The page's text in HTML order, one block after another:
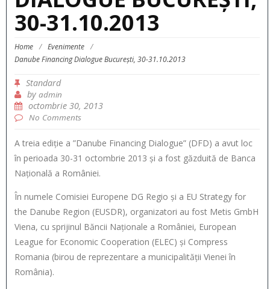
30-31.10.2013
Home / Evenimente /
Danube Financing Dialogue București, 30-31.10.2013
Standard
by admin
octombrie 30, 2013
No Comments
A treia ediție a ”Danube Financing Dialogue” (DFD) a avut loc
în perioada 30-31 octombrie 2013 și a fost găzduită de Banca
Națională a României.
În numele Comisiei Europene DG Regio și a EU Strategy for
the Danube Region (EUSDR), organizatori au fost Metis GmbH
Viena, cu sprijinul Băncii Naționale a României, European
League for Economic Cooperation (ELEC) și Compress
Romania (birou de reprezentare a municipalității Vienei în
România).